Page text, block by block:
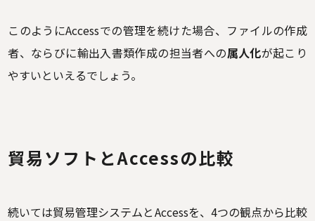
このようにAccessでの管理を続けた場合、ファイルの作成
者、ならびに輸出入書類作成の担当者への属人化が起こり
やすいといえるでしょう。
貿易ソフトとAccessの比較
続いては貿易管理システムとAccessを、4つの観点から比較